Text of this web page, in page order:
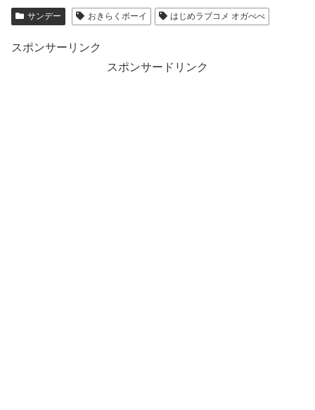
サンデー おきらくボーイ はじめラブコメ オガべべ
スポンサーリンク
スポンサードリンク